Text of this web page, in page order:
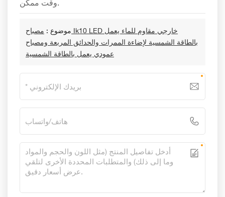
وقت ممكن.
موضوع : مصباح Ik10 LED خارجي مقاوم للماء يعمل
بالطاقة الشمسية لإضاءة الممرات والحدائق المربعة ومصباح
عمودي يعمل بالطاقة الشمسية